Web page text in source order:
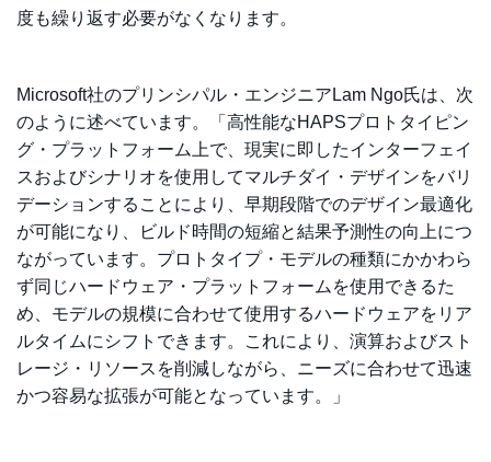
度も繰り返す必要がなくなります。
Microsoft社のプリンシパル・エンジニアLam Ngo氏は、次
のように述べています。「高性能なHAPSプロトタイピン
グ・プラットフォーム上で、現実に即したインターフェイ
スおよびシナリオを使用してマルチダイ・デザインをバリ
デーションすることにより、早期段階でのデザイン最適化
が可能になり、ビルド時間の短縮と結果予測性の向上につ
ながっています。プロトタイプ・モデルの種類にかかわら
ず同じハードウェア・プラットフォームを使用できるた
め、モデルの規模に合わせて使用するハードウェアをリア
ルタイムにシフトできます。これにより、演算およびスト
レージ・リソースを削減しながら、ニーズに合わせて迅速
かつ容易な拡張が可能となっています。」